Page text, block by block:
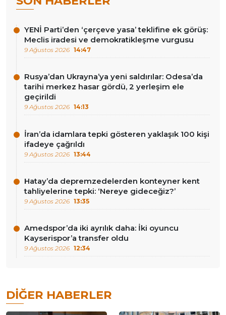
YENİ Parti’den ‘çerçeve yasa’ teklifine ek görüş:
Meclis iradesi ve demokratikleşme vurgusu
9 Ağustos 2026 14:47
Rusya’dan Ukrayna’ya yeni saldırılar: Odesa’da
tarihi merkez hasar gördü, 2 yerleşim ele
geçirildi
9 Ağustos 2026 14:13
İran’da idamlara tepki gösteren yaklaşık 100 kişi
ifadeye çağrıldı
9 Ağustos 2026 13:44
Hatay’da depremzedelerden konteyner kent
tahliyelerine tepki: ‘Nereye gideceğiz?’
9 Ağustos 2026 13:35
Amedspor’da iki ayrılık daha: İki oyuncu
Kayserispor’a transfer oldu
9 Ağustos 2026 12:34
DIĞER HABERLER